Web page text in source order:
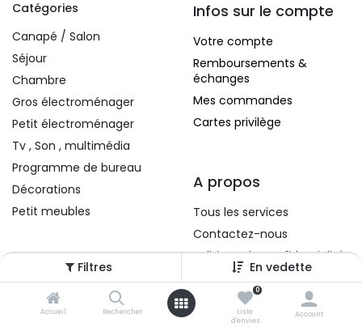
Filtres En vedette
Accueil Rechercher
0
Liste
d'envies
Account
Catégories
Canapé / Salon
Séjour
Chambre
Gros électroménager
Petit électroménager
Tv , Son , multimédia
Programme de bureau
Décorations
Petit meubles
Infos sur le compte
Votre compte
Remboursements &
échanges
Mes commandes
Cartes privilège
A propos
Tous les services
Contactez-nous
Politique de confidentialité
Conditions d'utilisation